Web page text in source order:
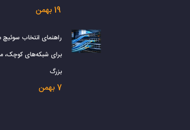
19 بهمن
راهنمای انتخاب
برای شبکه‌های کوچک،
بزرگ
7 بهمن